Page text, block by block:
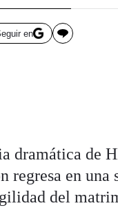
en
dramática de
en una
del